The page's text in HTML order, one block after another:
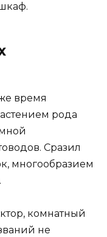
время
рода
Сразил
многообразием
комнатный
не